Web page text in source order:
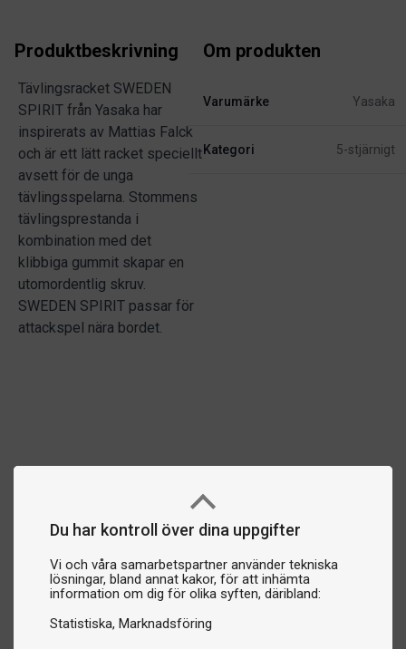
Du har kontroll över dina uppgifter
Vi och våra samarbetspartner använder tekniska
lösningar, bland annat kakor, för att inhämta
information om dig för olika syften, däribland:
Statistiska Marknadsföring
Produktbeskrivning
Tävlingsracket SWEDEN
SPIRIT från Yasaka har
inspirerats av Mattias Falck
och är ett lätt racket speciellt
avsett för de unga
tävlingsspelarna. Stommens
tävlingsprestanda i
kombination med det
klibbiga gummit skapar en
utomordentlig skruv.
SWEDEN SPIRIT passar för
attackspel nära bordet.
Om produkten
Varumärke Yasaka
Kategori 5-stjärnigt